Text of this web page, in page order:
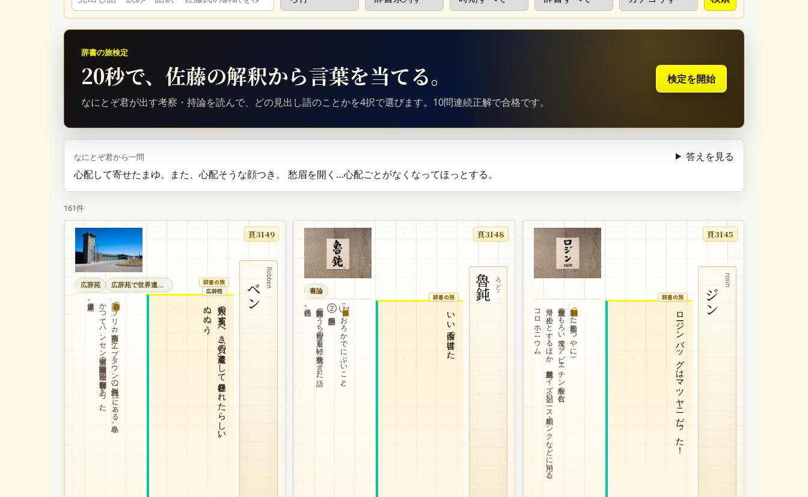
辞書の旅検定
20秒で、佐藤の解釈から言葉を当てる。
なにとぞ君が出す考察・持論を読んで、どの見出し語のことかを4択で選びます。10問連続正解で合格です。
検定を開始
なにとぞ君から一問
心配して寄せたまゆ。また、心配そうな顔つき。 愁眉を開く…心配ごとがなくなってほっとする。
答えを見る
161件
頁3149
広辞苑 広辞苑で世界遺産巡り
辞書の旅
広辞苑
人類の反省すべき「負の遺産」として登録されたらしい。
ぬぬう。
南アフリカ南西部、ケープタウンの沖合約12㌖にある小島。
かつてハンセン病患者の隔離施設や政治犯の強制収容所があった。
世界遺産。 ロベン Robben
頁3148
書論
辞書の旅
いい余白で書けた。
①おろかでにぶいこと。
②医学用語
知的障害のうち程度の最も軽い状態を言った語。
軽愚。
魯鈍 ろどん
頁3145
辞書の旅
ロージンバッグはマツヤニだった！
精製した松脂（まつやに）。
淡黄色のもろい塊でアビエチン酸を含む。
滑り止めとするほか、製紙用サイズ剤・ワニス・印刷インクなどに用いる。
コロホニウム。
ロジン rosin